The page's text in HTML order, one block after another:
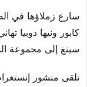
سارع زملاؤها في
كابور ونيها دوبيا
سينغ إلى مجموعة
تلقى منشور